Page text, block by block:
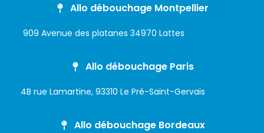
Allo débouchage Montpellier
909 Avenue des platanes 34970 Lattes
Allo débouchage Paris
4B rue Lamartine, 93310 Le Pré-Saint-Gervais
Allo débouchage Bordeaux